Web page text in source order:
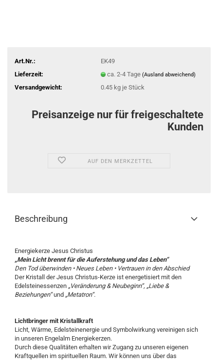
Art.Nr.:
EK49
Lieferzeit:
ca. 2-4 Tage (Ausland abweichend)
Versandgewicht: 0.45kg je Stück
Preisanzeige nur für freigeschaltete
Kunden
AUF DEN MERKZETTEL
Beschreibung
Energiekerze Jesus Christus
„Mein Licht brennt für dieAuferstehung und das Leben“
Den Tod überwinden • Neues Leben • Vertrauen in den Abschied
Der Kristall der Jesus Christus-Kerze ist energetisiert mit den
Edelsteinessenzen „Veränderung & Neubeginn“, „Liebe &
Beziehungen“und „Metatron“.
Lichtbringer mit Kristallkraft
Licht, Wärme, Edelsteinenergie und Symbolwirkung vereinigen sich
in unseren Engelalm Energiekerzen.
Durch diese Qualitäten erhalten wir Zugang zu unseren eigenen
Kraftquellen im spirituellen Raum. Wir können uns über das